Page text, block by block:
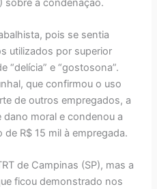
pois se sentia
utilizados por superior
“delícia” e “gostosona”.
que confirmou o uso
de outros empregados, a
moral e condenou a
R$ 15 mil à empregada.
de Campinas (SP), mas a
ficou demonstrado nos